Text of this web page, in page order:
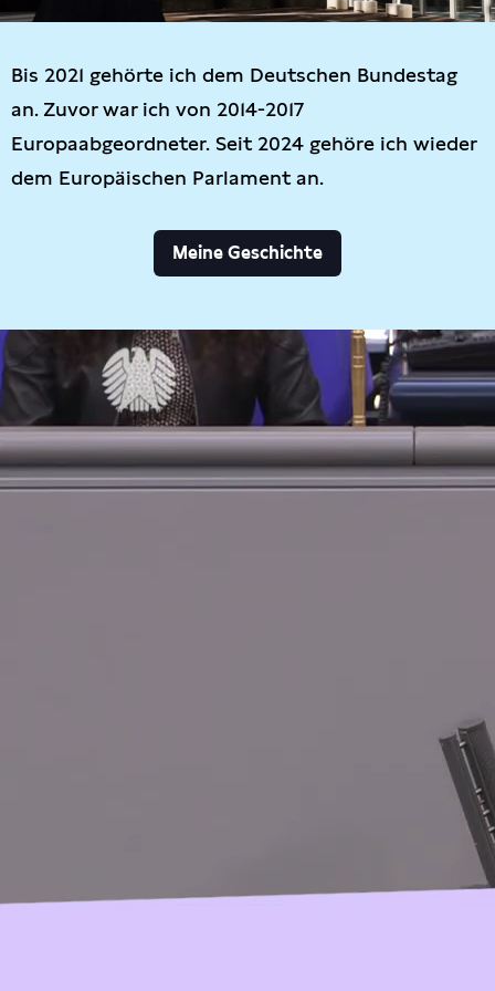
Bis 2021 gehörte ich dem Deutschen Bundestag
an. Zuvor war ich von 2014-2017
Europaabgeordneter. Seit 2024 gehöre ich wieder
dem Europäischen Parlament an.
Meine Geschichte